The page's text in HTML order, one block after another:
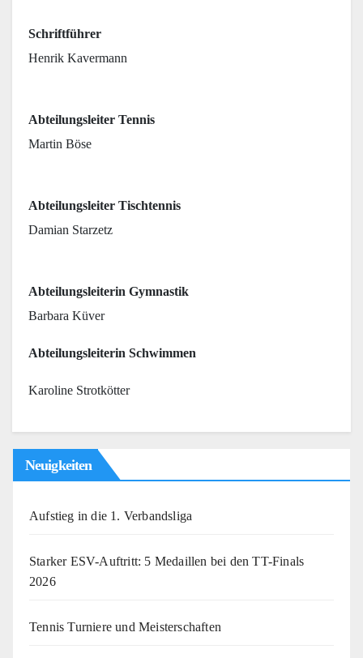
Schriftführer
Henrik Kavermann
Abteilungsleiter Tennis
Martin Böse
Abteilungsleiter Tischtennis
Damian Starzetz
Abteilungsleiterin Gymnastik
Barbara Küver
Abteilungsleiterin Schwimmen
Karoline Strotkötter
Neuigkeiten
Aufstieg in die 1. Verbandsliga
Starker ESV-Auftritt: 5 Medaillen bei den TT-Finals
2026
Tennis Turniere und Meisterschaften